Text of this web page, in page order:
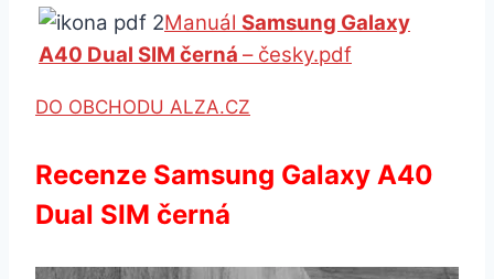
Manuál Samsung Galaxy
A40 Dual SIM černá – česky.pdf
DO OBCHODU ALZA.CZ
Recenze Samsung Galaxy A40
Dual SIM černá